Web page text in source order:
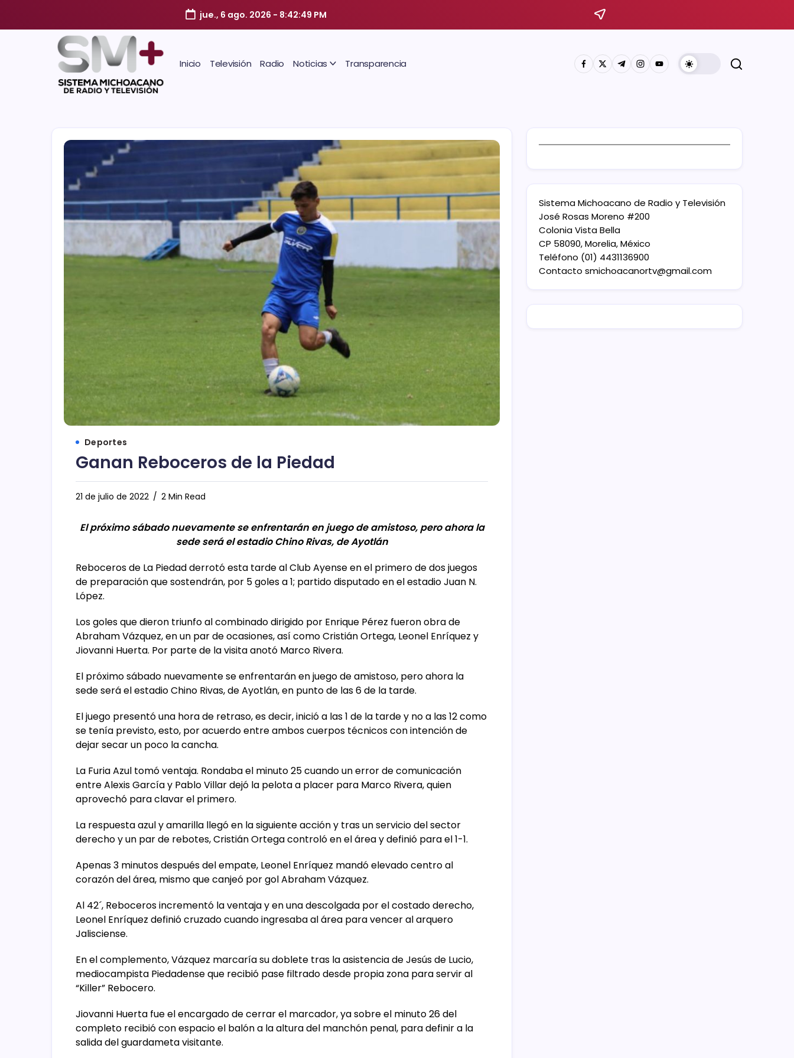
jue., 6 ago. 2026 - 8:42:50 PM
Inicio Televisión Radio Noticias Transparencia
Deportes
Ganan Reboceros de la Piedad
21 de julio de 2022 2 Min Read
El próximo sábado nuevamente se enfrentarán en juego de amistoso, pero ahora la
sede será el estadio Chino Rivas, de Ayotlán
Reboceros de La Piedad derrotó esta tarde al Club Ayense en el primero de dos juegos
de preparación que sostendrán, por 5 goles a 1; partido disputado en el estadio Juan N.
López.
Los goles que dieron triunfo al combinado dirigido por Enrique Pérez fueron obra de
Abraham Vázquez, en un par de ocasiones, así como Cristián Ortega, Leonel Enríquez y
Jiovanni Huerta. Por parte de la visita anotó Marco Rivera.
El próximo sábado nuevamente se enfrentarán en juego de amistoso, pero ahora la
sede será el estadio Chino Rivas, de Ayotlán, en punto de las 6 de la tarde.
El juego presentó una hora de retraso, es decir, inició a las 1 de la tarde y no a las 12 como
se tenía previsto, esto, por acuerdo entre ambos cuerpos técnicos con intención de
dejar secar un poco la cancha.
La Furia Azul tomó ventaja. Rondaba el minuto 25 cuando un error de comunicación
entre Alexis García y Pablo Villar dejó la pelota a placer para Marco Rivera, quien
aprovechó para clavar el primero.
La respuesta azul y amarilla llegó en la siguiente acción y tras un servicio del sector
derecho y un par de rebotes, Cristián Ortega controló en el área y definió para el 1-1.
Apenas 3 minutos después del empate, Leonel Enríquez mandó elevado centro al
corazón del área, mismo que canjeó por gol Abraham Vázquez.
Al 42´, Reboceros incrementó la ventaja y en una descolgada por el costado derecho,
Leonel Enríquez definió cruzado cuando ingresaba al área para vencer al arquero
Jalisciense.
En el complemento, Vázquez marcaría su doblete tras la asistencia de Jesús de Lucio,
mediocampista Piedadense que recibió pase filtrado desde propia zona para servir al
“Killer” Rebocero.
Jiovanni Huerta fue el encargado de cerrar el marcador, ya sobre el minuto 26 del
completo recibió con espacio el balón a la altura del manchón penal, para definir a la
salida del guardameta visitante.
Sistema Michoacano de Radio y Televisión
José Rosas Moreno #200
Colonia Vista Bella
CP 58090, Morelia, México
Teléfono (01) 4431136900
Contacto smichoacanortv@gmail.com